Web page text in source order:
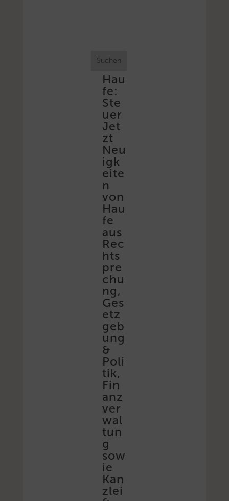
Suchen
Hau
fe:
Ste
uer
Jet
zt
Neu
igk
eite
n
von
Hau
fe
aus
Rec
hts
pre
chu
ng,
Ges
etz
geb
ung
&
Poli
tik,
Fin
anz
ver
wal
tun
g
sow
ie
Kan
zlei